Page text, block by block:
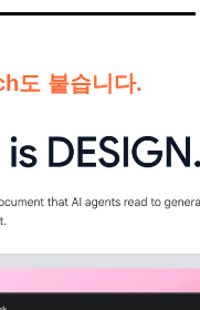
도 붙습니다.